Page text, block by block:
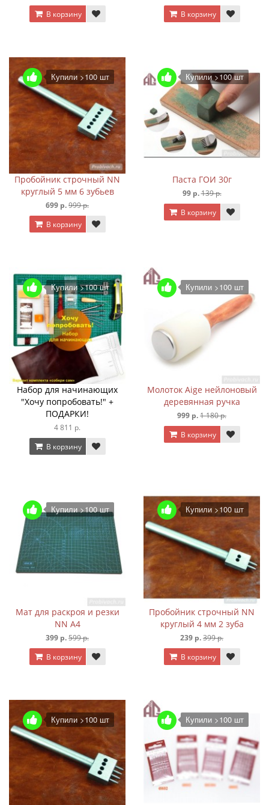
В корзину В корзину
Купили >100 шт
Пробойник строчный NN
круглый 5 мм 6 зубьев
699 р.999 р.
В корзину
Купили >100 шт
Паста ГОИ 30г
99 р.139 р.
В корзину
Купили >100 шт
Набор для начинающих
"Хочу попробовать!" +
ПОДАРКИ!
4 811 р.
В корзину
Купили >100 шт
Молоток Aige нейлоновый
деревянная ручка
999 р.1 180 р.
В корзину
Купили >100 шт
Мат для раскроя и резки
NN А4
399 р.599 р.
В корзину
Купили >100 шт
Пробойник строчный NN
круглый 4 мм 2 зуба
239 р.399 р.
В корзину
Купили >100 шт Купили >100 шт